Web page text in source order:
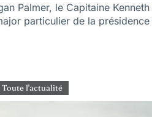
Palmer, le Capitaine
particulier de la
Toute l'actualité